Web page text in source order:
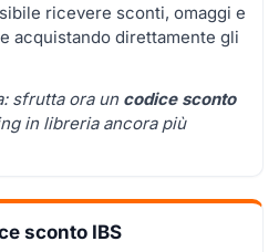
ricevere sconti, omaggi e
acquistando direttamente gli
sfrutta ora un codice sconto
in libreria ancora più
sconto IBS